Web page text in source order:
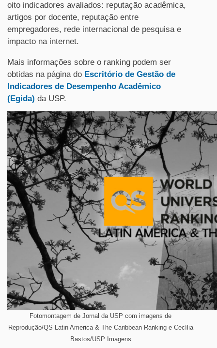
oito indicadores avaliados: reputação acadêmica,
artigos por docente, reputação entre
empregadores, rede internacional de pesquisa e
impacto na internet.
Mais informações sobre o ranking podem ser
obtidas na página do Escritório de Gestão de
Indicadores de Desempenho Acadêmico
(Egida) da USP.
Fotomontagem de Jornal da USP com imagens de
Reprodução/QS Latin America & The Caribbean Ranking e Cecília
Bastos/USP Imagens